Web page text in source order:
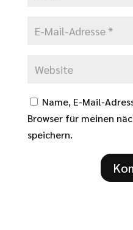
Name, E-Mail-
Browser für meinen
speichern.